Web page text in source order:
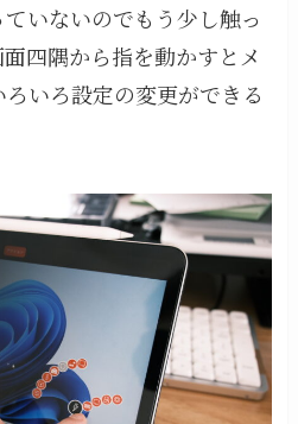
いないのでもう少し触っ
四隅から指を動かすとメ
いろ設定の変更ができる